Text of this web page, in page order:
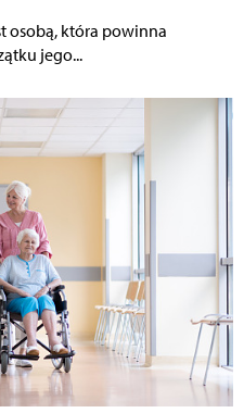
osobą, która powinna
jego...